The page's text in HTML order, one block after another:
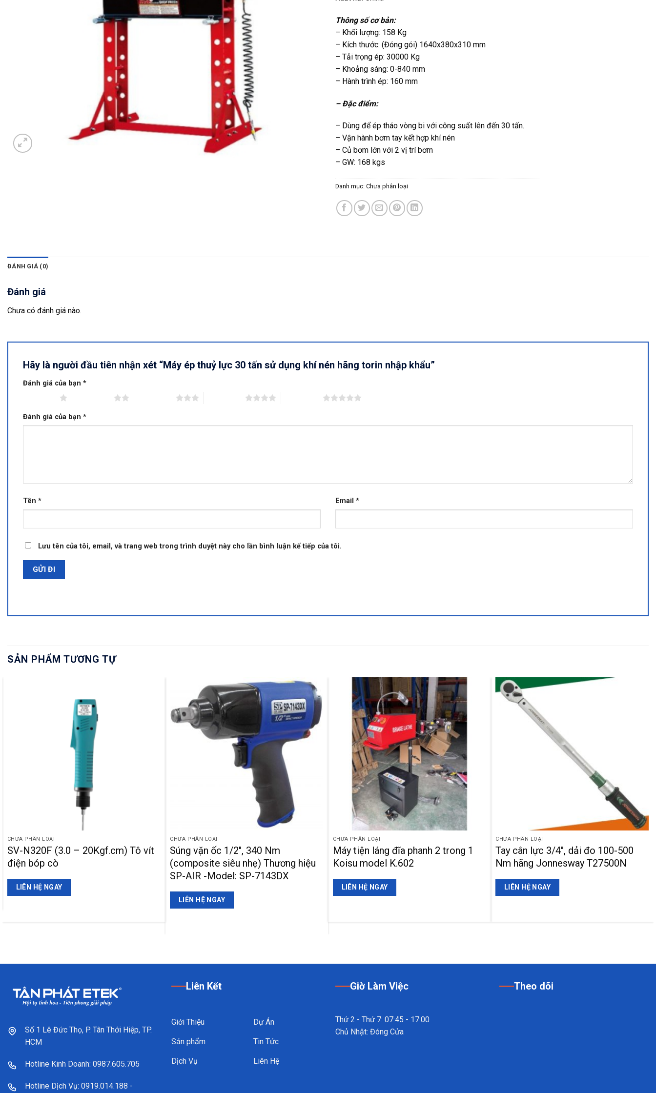
Thông số cơ bản:
– Khối lượng: 158 Kg
– Kích thước: (Đóng gói) 1640x380x310 mm
– Tải trọng ép: 30000 Kg
– Khoảng sáng: 0-840 mm
– Hành trình ép: 160 mm
– Đặc điểm:
– Dùng để ép tháo vòng bi với công suất lên đến 30 tấn.
– Vận hành bơm tay kết hợp khí nén
– Củ bơm lớn với 2 vị trí bơm
– GW: 168 kgs
Danh mục: Chưa phân loại
ĐÁNH GIÁ (0)
Đánh giá
Chưa có đánh giá nào.
Hãy là người đầu tiên nhận xét “Máy ép thuỷ lực 30 tấn sử dụng khí nén hãng torin nhập khẩu”
Đánh giá của bạn *
Đánh giá của bạn *
Tên * Email *
Lưu tên của tôi, email, và trang web trong trình duyệt này cho lần bình luận kế tiếp của tôi.
SẢN PHẨM TƯƠNG TỰ
CHƯA PHÂN LOẠI
SV-N320F (3.0 – 20Kgf.cm) Tô vít
điện bóp cò
LIÊN HỆ NGAY
CHƯA PHÂN LOẠI
Súng vặn ốc 1/2″, 340 Nm
(composite siêu nhẹ) Thương hiệu
SP-AIR -Model: SP-7143DX
LIÊN HỆ NGAY
CHƯA PHÂN LOẠI
Máy tiện láng đĩa phanh 2 trong 1
Koisu model K.602
LIÊN HỆ NGAY
CHƯA PHÂN LOẠI
Tay cân lực 3/4″, dải đo 100-500
Nm hãng Jonnesway T27500N
LIÊN HỆ NGAY
Số 1 Lê Đức Thọ, P. Tân Thới Hiệp, TP.
HCM
Hotline Kinh Doanh: 0987.605.705
Hotline Dịch Vụ: 0919.014.188 -
Liên Kết
Giới Thiệu
Sản phẩm
Dịch Vụ
Dự Án
Tin Tức
Liên Hệ
Giờ Làm Việc
Thứ 2 - Thứ 7: 07:45 - 17:00
Chủ Nhật: Đóng Cửa
Theo dõi